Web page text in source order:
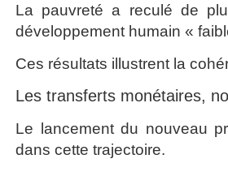
La pauvreté a reculé de
développement humain «
Ces résultats illustrent la
Les transferts monétaires,
Le lancement du nouveau
dans cette trajectoire.